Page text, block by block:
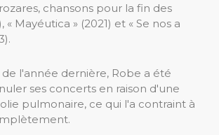
chansons pour la fin des
« Mayéutica » (2021) et « Se nos a
l'année dernière, Robe a été
ses concerts en raison d'une
pulmonaire, ce qui l'a contraint à